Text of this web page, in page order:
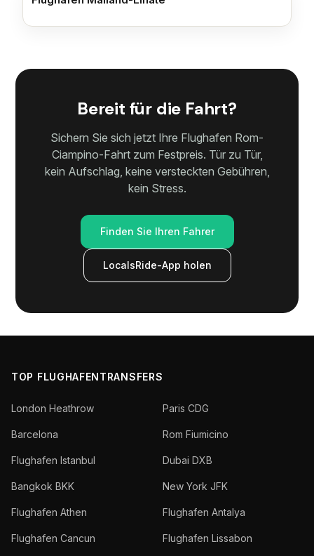
Bereit für die Fahrt?
Sichern Sie sich jetzt Ihre Flughafen Rom-
Ciampino-Fahrt zum Festpreis. Tür zu Tür,
kein Aufschlag, keine versteckten Gebühren,
kein Stress.
Finden Sie Ihren Fahrer
LocalsRide-App holen
TOP FLUGHAFENTRANSFERS
London Heathrow Paris CDG
Barcelona Rom Fiumicino
Flughafen Istanbul Dubai DXB
Bangkok BKK New York JFK
Flughafen Athen Flughafen Antalya
Flughafen Cancun Flughafen Lissabon